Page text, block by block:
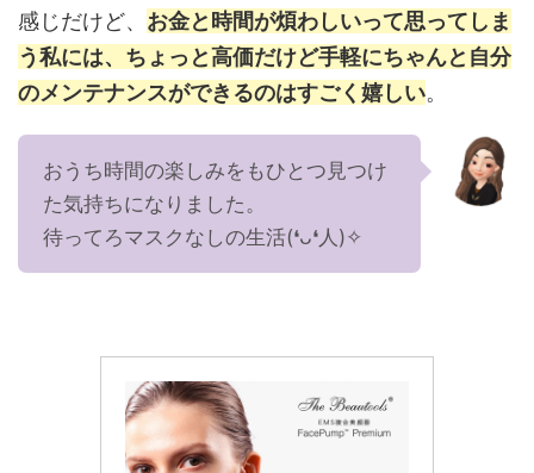
感じだけど、 お金と時間が煩わしいって思ってしま
う私には、 ちょっと高価だけど手軽にちゃんと自分
のメンテナンスができるのはすごく嬉しい。
おうち時間の楽しみをもひとつ見つけ
た気持ちになりました。
待ってろマスクなしの生活(❛ᴗ❛人)✧